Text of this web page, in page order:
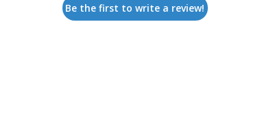
Be the first to write a review!